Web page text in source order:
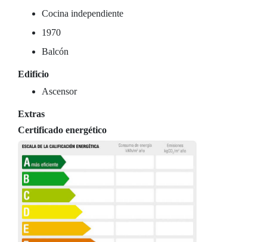
Cocina independiente
1970
Balcón
Edificio
Ascensor
Extras
Certificado energético